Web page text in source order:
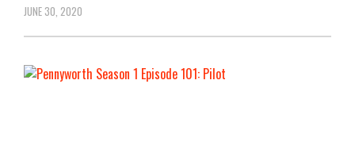
JUNE 30, 2020